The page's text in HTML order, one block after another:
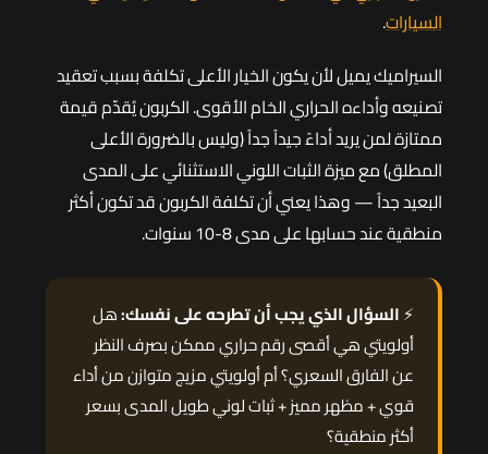
السيارات.
السيراميك يميل لأن يكون الخيار الأعلى تكلفة بسبب تعقيد
تصنيعه وأداءه الحراري الخام الأقوى. الكربون يُقدّم قيمة
ممتازة لمن يريد أداءً جيداً جداً (وليس بالضرورة الأعلى
المطلق) مع ميزة الثبات اللوني الاستثنائي على المدى
البعيد جداً — وهذا يعني أن تكلفة الكربون قد تكون أكثر
منطقية عند حسابها على مدى 8-10 سنوات.
⚡السؤال الذي يجب أن تطرحه على نفسك:هل
أولويتي هي أقصى رقم حراري ممكن بصرف النظر
عن الفارق السعري؟ أم أولويتي مزيج متوازن من أداء
قوي + مظهر مميز + ثبات لوني طويل المدى بسعر
أكثر منطقية؟